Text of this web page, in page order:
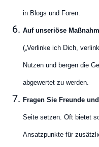
in Blogs und Foren.
Auf unseriöse
(„Verlinke ich Dich,
Nutzen und bergen die
abgewertet zu werden.
Fragen Sie Freunde
Seite setzen. Oft bietet
Ansatzpunkte für